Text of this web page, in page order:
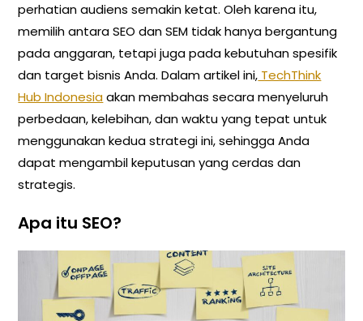
perhatian audiens semakin ketat. Oleh karena itu,
memilih antara SEO dan SEM tidak hanya bergantung
pada anggaran, tetapi juga pada kebutuhan spesifik
dan target bisnis Anda. Dalam artikel ini, TechThink
Hub Indonesiaakan membahas secara menyeluruh
perbedaan, kelebihan, dan waktu yang tepat untuk
menggunakan kedua strategi ini, sehingga Anda
dapat mengambil keputusan yang cerdas dan
strategis.
Apa itu SEO?